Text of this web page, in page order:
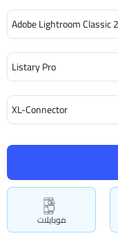
موبايلات
Adobe Lightroom Classic
Listary Pro
XL-Connector